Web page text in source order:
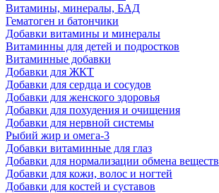
Витамины, минералы, БАД
Гематоген и батончики
Добавки витамины и минералы
Витаминны для детей и подростков
Витаминные добавки
Добавки для ЖКТ
Добавки для сердца и сосудов
Добавки для женского здоровья
Добавки для похудения и очищения
Добавки для нервной системы
Рыбий жир и омега-3
Добавки витаминные для глаз
Добавки для нормализации обмена веществ
Добавки для кожи, волос и ногтей
Добавки для костей и суставов